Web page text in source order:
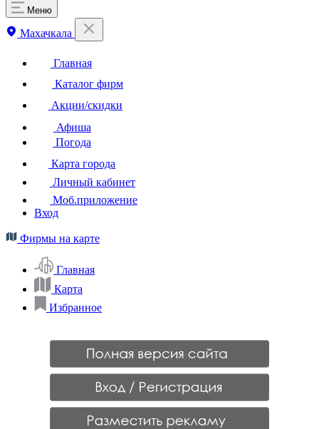
Меню
Махачкала
Главная
Каталог фирм
Акции/скидки
Афиша
Погода
Карта города
Личный кабинет
Моб.приложение
Вход
Фирмы на карте
Главная
Карта
Избранное